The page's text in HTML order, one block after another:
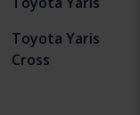
Toyota Yaris
Cross